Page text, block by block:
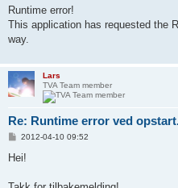
Runtime error!
This application has requested the
way.
Lars
TVA Team member
Re: Runtime error ved
P
s
2012-04-10 09:52
Hei!